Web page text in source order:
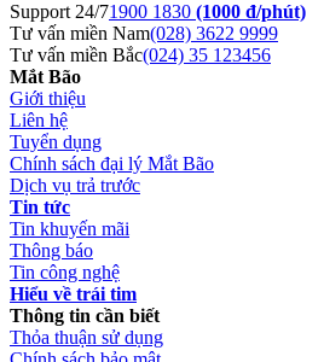
Support 24/71900 1830 (1000 đ/phút)
Tư vấn miền Nam(028) 3622 9999
Tư vấn miền Bắc(024) 35 123456
Mắt Bão
Giới thiệu
Liên hệ
Tuyển dụng
Chính sách đại lý Mắt Bão
Dịch vụ trả trước
Tin tức
Tin khuyến mãi
Thông báo
Tin công nghệ
Hiểu về trái tim
Thông tin cần biết
Thỏa thuận sử dụng